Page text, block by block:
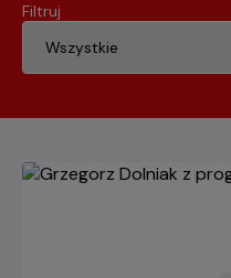
Filtruj